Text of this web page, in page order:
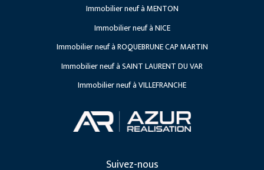
Immobilier neuf à MENTON
Immobilier neuf à NICE
Immobilier neuf à ROQUEBRUNE CAP MARTIN
Immobilier neuf à SAINT LAURENT DU VAR
Immobilier neuf à VILLEFRANCHE
Suivez-nous